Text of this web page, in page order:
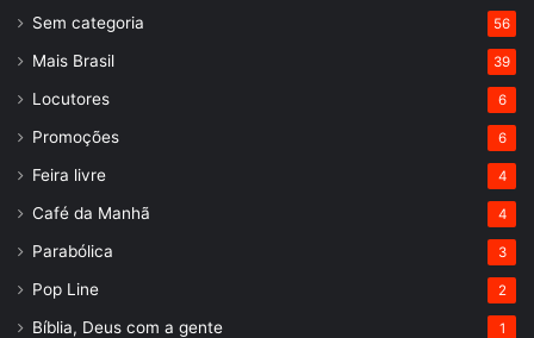
Sem categoria 56
Mais Brasil 39
Locutores 6
Promoções 6
Feira livre 4
Café da Manhã 4
Parabólica 3
Pop Line 2
Bíblia, Deus com a gente 1